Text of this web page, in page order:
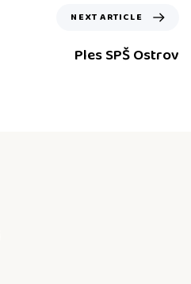
NEXT ARTICLE
Ples SPŠ Ostrov